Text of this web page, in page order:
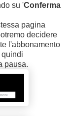
su 'Conferma
pagina
decidere
l'abbonamento
pausa.